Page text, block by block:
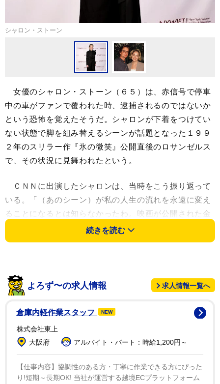
シャロン・ストーン
女優のシャロン・ストーン（６５）は、赤信号で停車
中の車がファンで覆われた時、逮捕されるのではないか
という恐怖を覚えたそうだ。シャロンが下着をつけてい
ない状態で脚を組み替えるシーンが話題となった１９９
２年のスリラー作『氷の微笑』公開直後のロサンゼルス
で、その状況に見舞われたという。
ＣＮＮに出演したシャロンは、当時をこう振り返って
いる。「（あのシーン）が私の人生の流れを永遠に変え
ることになるとは知らなかったわ。映画が公開された金
曜日には無名で、火曜日にはサンセット・プラザでメガ
ネをもぎ取られ、私の小さなＢＭＷ３２５で出かける
ションを鳴らし始めたから、車に人々が覆いかぶさった
状態で運転するのは合法かどうか分からなかったのよ」
されると、「本当よ。サンセット大通りを運転してい
て、彼らはボンネットやフロントガラスを覆っていて、
クラクションが鳴り続けてきた。『運転すると、彼らが
怪我をして逮捕されるのかしら？人々が車の上に乗って
続きを読む
よろず〜の求人情報 求人情報一覧へ
倉庫内軽作業スタッフ NEW
株式会社東上
大阪府
アルバイト・パート：時給1,200円～
【仕事内容】協調性のある方・丁寧に作業できる方にぴった
り!短期～長期OK! 当社が運営する越境ECプラットフォーム